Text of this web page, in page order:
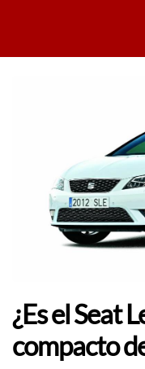
¿Es el Seat
compacto